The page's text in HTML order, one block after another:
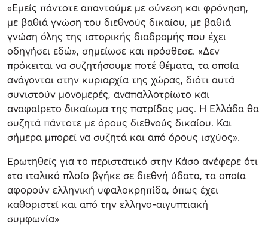
«Εμείς πάντοτε απαντούμε με σύνεση και φρόνηση,
με βαθιά γνώση του διεθνούς δικαίου, με βαθιά
γνώση όλης της ιστορικής διαδρομής που έχει
οδηγήσει εδώ», σημείωσε και πρόσθεσε. «Δεν
πρόκειται να συζητήσουμε ποτέ θέματα, τα οποία
ανάγονται στην κυριαρχία της χώρας, διότι αυτά
συνιστούν μονομερές, αναπαλλοτρίωτο και
αναφαίρετο δικαίωμα της πατρίδας μας. Η Ελλάδα θα
συζητά πάντοτε με όρους διεθνούς δικαίου. Και
σήμερα μπορεί να συζητά και από όρους ισχύος».
Ερωτηθείς για το περιστατικό στην Κάσο ανέφερε ότι
«το ιταλικό πλοίο βγήκε σε διεθνή ύδατα, τα οποία
αφορούν ελληνική υφαλοκρηπίδα, όπως έχει
καθοριστεί και από την ελληνο-αιγυπτιακή
συμφωνία»